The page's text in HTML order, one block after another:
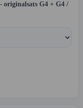
originalsats G4 + G4 /